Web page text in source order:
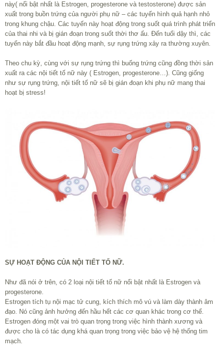
này( nổi bật nhất là Estrogen, progesterone và testosterone) được sản
xuất trong buồn trứng của người phụ nữ – các tuyến hình quả hạnh nhỏ
trong khung chậu. Các tuyến này hoạt động trong suốt quá trình phát triển
của thai nhi và bị gián đoạn trong suốt thời thơ ấu. Đến tuổi dậy thì, các
tuyến này bắt đầu hoạt động mạnh, sự rụng trứng xảy ra thường xuyên.
Theo chu kỳ, cùng với sự rụng trứng thì buống trứng cũng đồng thời sản
xuất ra các nội tiết tố nữ này ( Estrogen, progesterone…). Cũng giống
như sự rụng trứng, nội tiết tố nữ sẽ bị gián đoạn khi phụ nữ mang thai
hoạt bị stress!
SỰ HOẠT ĐỘNG CỦA NỘI TIẾT TỐ NỮ.
Như đã nói ở trên, có 2 loại nội tiết tố nữ nổi bật nhất là Estrogen và
progesterone.
Estrogen tích tụ nội mạc tử cung, kích thích mô vú và làm dày thành âm
đạo. Nó cũng ảnh hưởng đến hầu hết các cơ quan khác trong cơ thể.
Estrogen đóng một vai trò quan trọng trong việc hình thành xương và
được cho là có tác dụng khá quan trọng trong việc bảo vệ hệ thống tim
mạch.